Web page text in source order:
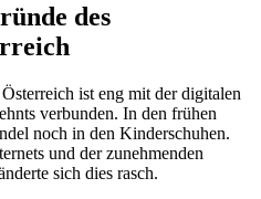
des
ist eng mit der digitalen
verbunden. In den frühen
noch in den Kinderschuhen.
und der zunehmenden
sich dies rasch.